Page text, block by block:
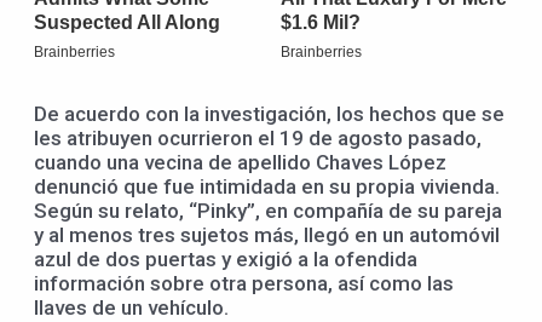
De acuerdo con la investigación, los hechos que se
les atribuyen ocurrieron el 19 de agosto pasado,
cuando una vecina de apellido Chaves López
denunció que fue intimidada en su propia vivienda.
Según su relato, “Pinky”, en compañía de su pareja
y al menos tres sujetos más, llegó en un automóvil
azul de dos puertas y exigió a la ofendida
información sobre otra persona, así como las
llaves de un vehículo.